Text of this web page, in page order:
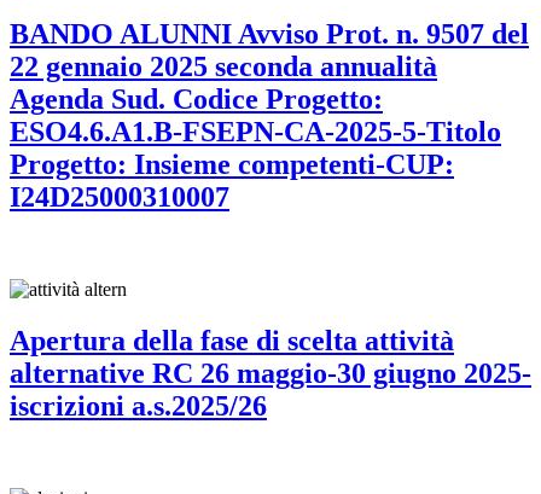
BANDO ALUNNI Avviso Prot. n. 9507 del
22 gennaio 2025 seconda annualità
Agenda Sud. Codice Progetto:
ESO4.6.A1.B-FSEPN-CA-2025-5-Titolo
Progetto: Insieme competenti-CUP:
I24D25000310007
Apertura della fase di scelta attività
alternative RC 26 maggio-30 giugno 2025-
iscrizioni a.s.2025/26